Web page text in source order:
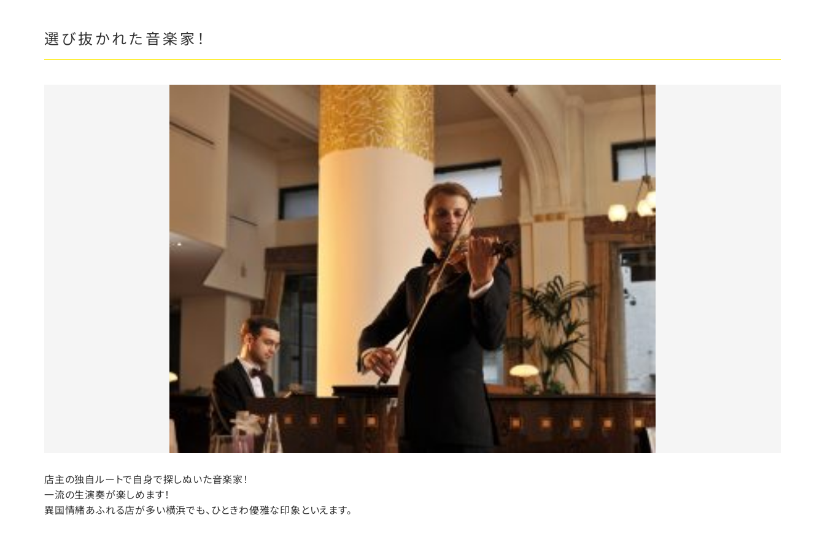
選び抜かれた音楽家！
店主の独自ルートで自身で探しぬいた音楽家！
一流の生演奏が楽しめます！
異国情緒あふれる店が多い横浜でも、ひときわ優雅な印象といえます。